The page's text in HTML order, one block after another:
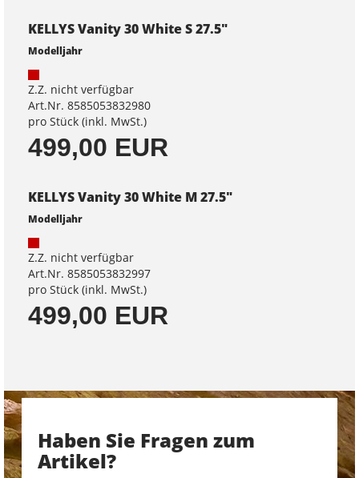
KELLYS Vanity 30 White S 27.5"
Modelljahr
Z.Z. nicht verfügbar
Art.Nr. 8585053832980
pro Stück (inkl. MwSt.)
499,00 EUR
KELLYS Vanity 30 White M 27.5"
Modelljahr
Z.Z. nicht verfügbar
Art.Nr. 8585053832997
pro Stück (inkl. MwSt.)
499,00 EUR
Haben Sie Fragen zum
Artikel?